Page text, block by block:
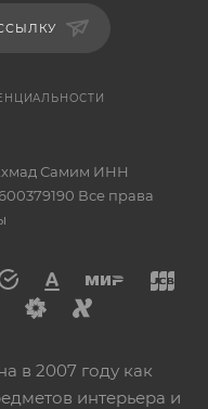
Самим ИНН
Все права
в 2007 году как
интерьера и